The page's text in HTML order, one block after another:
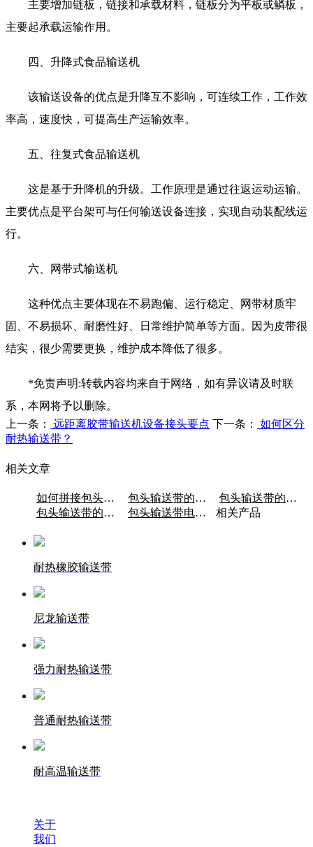
主要增加链板，链接和承载材料，链板分为平板或鳞板，
主要起承载运输作用。
四、升降式食品输送机
该输送设备的优点是升降互不影响，可连续工作，工作效
率高，速度快，可提高生产运输效率。
五、往复式食品输送机
这是基于升降机的升级。工作原理是通过往返运动运输。
主要优点是平台架可与任何输送设备连接，实现自动装配线运
行。
六、网带式输送机
这种优点主要体现在不易跑偏、运行稳定、网带材质牢
固、不易损坏、耐磨性好、日常维护简单等方面。因为皮带很
结实，很少需要更换，维护成本降低了很多。
*免责声明:转载内容均来自于网络，如有异议请及时联
系，本网将予以删除。
上一条：
远距离胶带输送机设备接头要点 下一条：
如何区分
耐热输送带？
相关文章
如何拼接包头输送带裙带？ 包头输送带的材质是什么？
包头输送带的电机类型有哪些？
包头输送带的电机的类型
包头输送带电机转皮带 相关产品
耐热橡胶输送带
尼龙输送带
强力耐热输送带
普通耐热输送带
耐高温输送带
关于
我们